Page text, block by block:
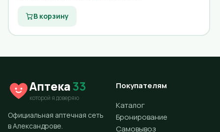
В корзину
Аптека33
которой я доверяю
Официальная аптечная сеть
в Александрове.
Покупателям
Каталог
Бронирование
Самовывоз